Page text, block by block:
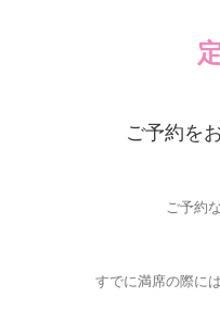
ご予約を
ご予約
すでに満席の際に